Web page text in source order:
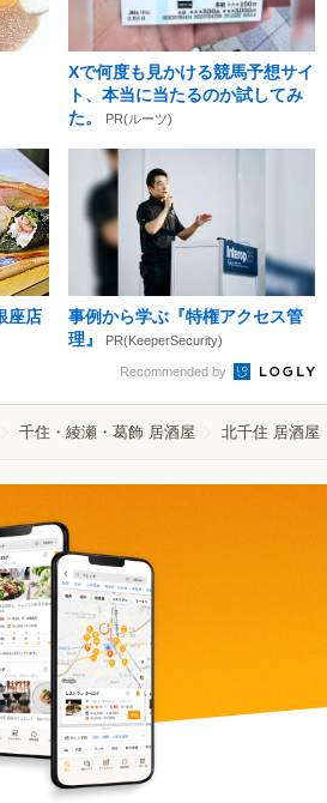
Xで何度も見かける競馬予想サイ
ト、本当に当たるのか試してみ
た。
PR(ルーツ)
座店
事例から学ぶ『特権アクセス管
理』
PR(KeeperSecurity)
Recommended by
千住・綾瀬・葛飾 居酒屋 北千住 居酒屋